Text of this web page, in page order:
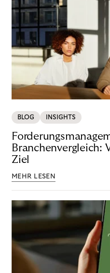
BLOG INSIGHTS
Branchenvergleich:
Ziel
MEHR LESEN